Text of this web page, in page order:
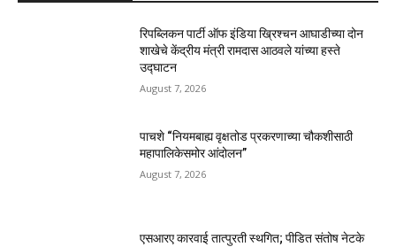
रिपब्लिकन पार्टी ऑफ इंडिया ख्रिश्चन आघाडीच्या दोन
शाखेचे केंद्रीय मंत्री रामदास आठवले यांच्या हस्ते
उद्घाटन
August 7, 2026
पाचशे “नियमबाह्य वृक्षतोड प्रकरणाच्या चौकशीसाठी
महापालिकेसमोर आंदोलन”
August 7, 2026
एसआरए कारवाई तात्पुरती स्थगित; पीडित संतोष नेटके